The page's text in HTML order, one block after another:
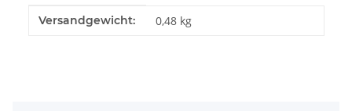
Produkteigenschaft
Wert
Versandgewicht: 0,48 kg